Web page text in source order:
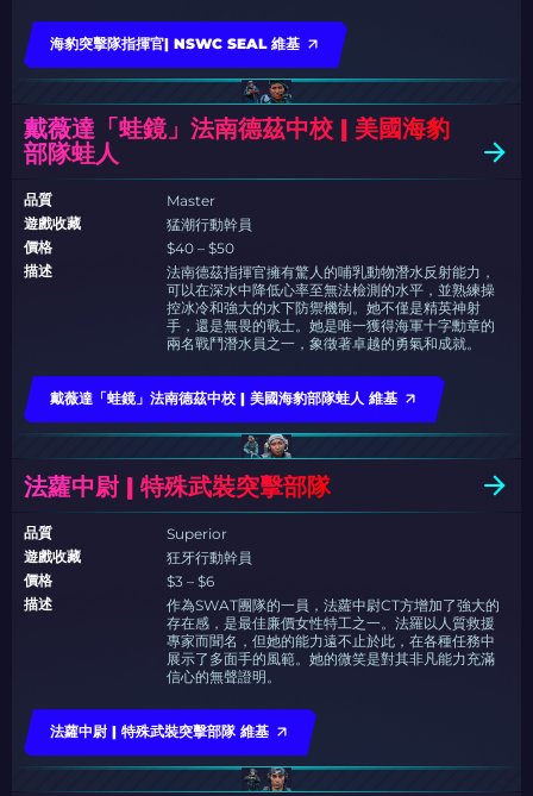
海豹突擊隊指揮官| NSWC SEAL 維基
戴薇達「蛙鏡」法南德茲中校 | 美國海豹
部隊蛙人
品質
Master
遊戲收藏
猛潮行動幹員
價格
$40 – $50
描述
法南德茲指揮官擁有驚人的哺乳動物潛水反射能力，
可以在深水中降低心率至無法檢測的水平，並熟練操
控冰冷和強大的水下防禦機制。她不僅是精英神射
手，還是無畏的戰士。她是唯一獲得海軍十字勳章的
兩名戰鬥潛水員之一，象徵著卓越的勇氣和成就。
戴薇達「蛙鏡」法南德茲中校 | 美國海豹部隊蛙人 維基
法蘿中尉 | 特殊武裝突擊部隊
品質
Superior
遊戲收藏
狂牙行動幹員
價格
$3 – $6
描述
作為SWAT團隊的一員，法蘿中尉CT方增加了強大的
存在感，是最佳廉價女性特工之一。法羅以人質救援
專家而聞名，但她的能力遠不止於此，在各種任務中
展示了多面手的風範。她的微笑是對其非凡能力充滿
信心的無聲證明。
法蘿中尉 | 特殊武裝突擊部隊 維基